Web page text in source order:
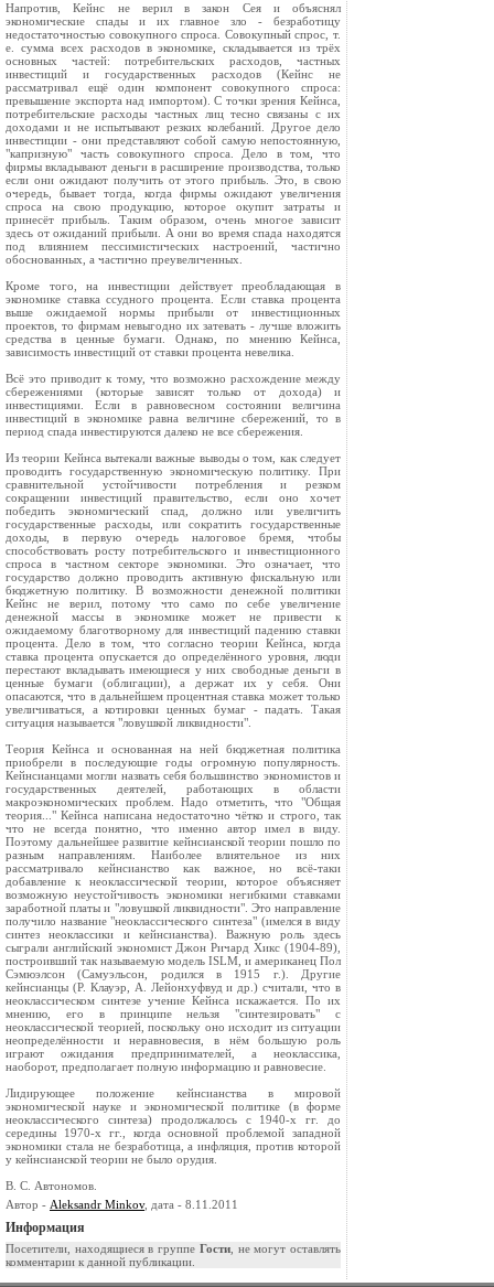
Напротив, Кейнс не верил в закон Сея и объяснял
экономические спады и их главное зло - безработицу
недостаточностью совокупного спроса. Совокупный спрос, т.
е. сумма всех расходов в экономике, складывается из трёх
основных частей: потребительских расходов, частных
инвестиций и государственных расходов (Кейнс не
рассматривал ещё один компонент совокупного спроса:
превышение экспорта над импортом). С точки зрения Кейнса,
потребительские расходы частных лиц тесно связаны с их
доходами и не испытывают резких колебаний. Другое дело
инвестиции - они представляют собой самую непостоянную,
"капризную" часть совокупного спроса. Дело в том, что
фирмы вкладывают деньги в расширение производства, только
если они ожидают получить от этого прибыль. Это, в свою
очередь, бывает тогда, когда фирмы ожидают увеличения
спроса на свою продукцию, которое окупит затраты и
принесёт прибыль. Таким образом, очень многое зависит
здесь от ожиданий прибыли. А они во время спада находятся
под влиянием пессимистических настроений, частично
обоснованных, а частично преувеличенных.
Кроме того, на инвестиции действует преобладающая в
экономике ставка ссудного процента. Если ставка процента
выше ожидаемой нормы прибыли от инвестиционных
проектов, то фирмам невыгодно их затевать - лучше вложить
средства в ценные бумаги. Однако, по мнению Кейнса,
зависимость инвестиций от ставки процента невелика.
Всё это приводит к тому, что возможно расхождение между
сбережениями (которые зависят только от дохода) и
инвестициями. Если в равновесном состоянии величина
инвестиций в экономике равна величине сбережений, то в
период спада инвестируются далеко не все сбережения.
Из теории Кейнса вытекали важные выводы о том, как следует
проводить государственную экономическую политику. При
сравнительной устойчивости потребления и резком
сокращении инвестиций правительство, если оно хочет
победить экономический спад, должно или увеличить
государственные расходы, или сократить государственные
доходы, в первую очередь налоговое бремя, чтобы
способствовать росту потребительского и инвестиционного
спроса в частном секторе экономики. Это означает, что
государство должно проводить активную фискальную или
бюджетную политику. В возможности денежной политики
Кейнс не верил, потому что само по себе увеличение
денежной массы в экономике может не привести к
ожидаемому благотворному для инвестиций падению ставки
процента. Дело в том, что согласно теории Кейнса, когда
ставка процента опускается до определённого уровня, люди
перестают вкладывать имеющиеся у них свободные деньги в
ценные бумаги (облигации), а держат их у себя. Они
опасаются, что в дальнейшем процентная ставка может только
увеличиваться, а котировки ценных бумаг - падать. Такая
ситуация называется "ловушкой ликвидности".
Теория Кейнса и основанная на ней бюджетная политика
приобрели в последующие годы огромную популярность.
Кейнсианцами могли назвать себя большинство экономистов и
государственных деятелей, работающих в области
макроэкономических проблем. Надо отметить, что "Общая
теория..." Кейнса написана недостаточно чётко и строго, так
что не всегда понятно, что именно автор имел в виду.
Поэтому дальнейшее развитие кейнсианской теории пошло по
разным направлениям. Наиболее влиятельное из них
рассматривало кейнсианство как важное, но всё-таки
добавление к неоклассической теории, которое объясняет
возможную неустойчивость экономики негибкими ставками
заработной платы и "ловушкой ликвидности". Это направление
получило название "неоклассического синтеза" (имелся в виду
синтез неоклассики и кейнсианства). Важную роль здесь
сыграли английский экономист Джон Ричард Хикс (1904-89),
построивший так называемую модель ISLM, и американец Пол
Сэмюэлсон (Самуэльсон, родился в 1915 г.). Другие
кейнсианцы (Р. Клауэр, А. Лейонхуфвуд и др.) считали, что в
неоклассическом синтезе учение Кейнса искажается. По их
мнению, его в принципе нельзя "синтезировать" с
неоклассической теорией, поскольку оно исходит из ситуации
неопределённости и неравновесия, в нём большую роль
играют ожидания предпринимателей, а неоклассика,
наоборот, предполагает полную информацию и равновесие.
Лидирующее положение кейнсианства в мировой
экономической науке и экономической политике (в форме
неоклассического синтеза) продолжалось с 1940-х гг. до
середины 1970-х гг., когда основной проблемой западной
экономики стала не безработица, а инфляция, против которой
у кейнсианской теории не было орудия.
В. С. Автономов.
Автор - Aleksandr Minkov, дата - 8.11.2011
Информация
Посетители, находящиеся в группе Гости, не могут оставлять
комментарии к данной публикации.